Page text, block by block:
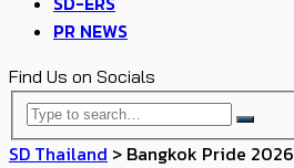
PR NEWS
Find Us on Socials
SD Thailand > Bangkok Pride 2026